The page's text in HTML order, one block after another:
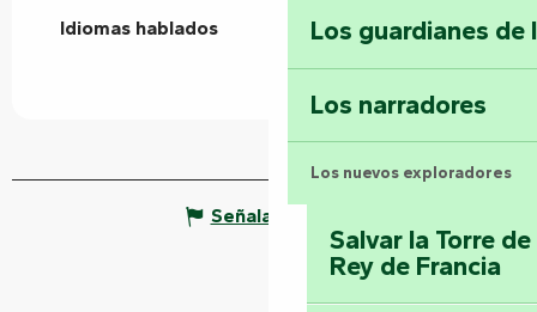
Los guardianes de
Los narradores
Los nuevos exploradores
Salvar la Torre
Rey de Francia
Idiomas hablados
Idiomas hablados
Señalar un error